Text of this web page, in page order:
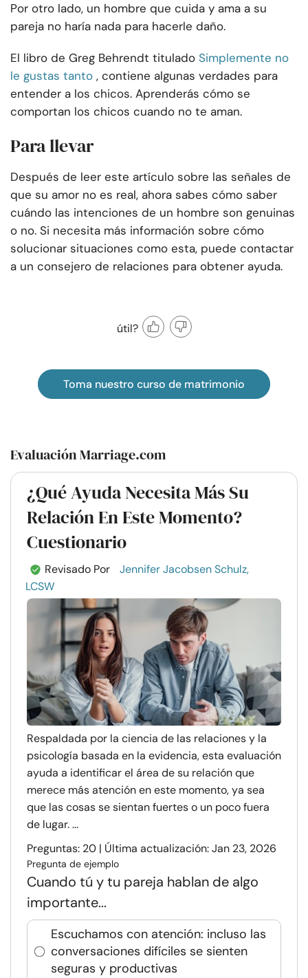
Por otro lado, un hombre que cuida y ama a su
pareja no haría nada para hacerle daño.
El libro de Greg Behrendt titulado Simplemente no
le gustas tanto , contiene algunas verdades para
entender a los chicos. Aprenderás cómo se
comportan los chicos cuando no te aman.
Para llevar
Después de leer este artículo sobre las señales de
que su amor no es real, ahora sabes cómo saber
cuándo las intenciones de un hombre son genuinas
o no. Si necesita más información sobre cómo
solucionar situaciones como esta, puede contactar
a un consejero de relaciones para obtener ayuda.
útil?
Toma nuestro curso de matrimonio
Evaluación Marriage.com
¿Qué Ayuda Necesita Más Su
Relación En Este Momento?
Cuestionario
Revisado Por
Jennifer Jacobsen Schulz,
LCSW
Respaldada por la ciencia de las relaciones y la
psicología basada en la evidencia, esta evaluación
ayuda a identificar el área de su relación que
merece más atención en este momento, ya sea
que las cosas se sientan fuertes o un poco fuera
de lugar. ...
Preguntas: 20 | Última actualización: Jan 23, 2026
Pregunta de ejemplo
Cuando tú y tu pareja hablan de algo
importante...
Escuchamos con atención: incluso las
conversaciones difíciles se sienten
seguras y productivas